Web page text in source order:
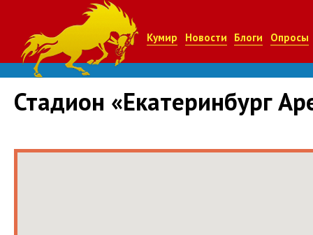
Кумир Новости Блоги Опросы
Стадион «Екатеринбург